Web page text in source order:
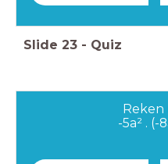
Slide 23 - Quiz
Reken
-5a² . (-